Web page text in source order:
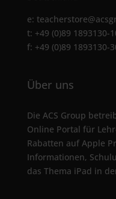
e:
t: +49 (0)89 1893130-
f: +49 (0)89 1893130-
Über uns
Die ACS Group
Online Portal für
Rabatten auf Apple
Informationen,
das Thema iPad in